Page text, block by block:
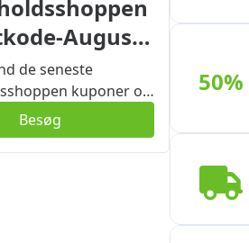
August
2024
de seneste
kuponer og
nedenfor. Der er
til dig.Rabatkoden
at bruge og kan
Besøg
50%